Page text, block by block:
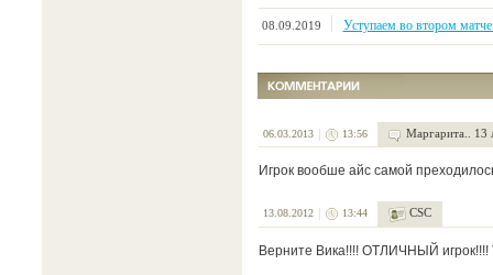
08.09.2019 Уступаем во втором
06.03.2013 13:56 Маргарита.. 13
Игрок вообше айс самой
13.08.2012 13:44 CSC
Верните Вика!!!! ОТЛИЧНЫЙ игрок!!!!